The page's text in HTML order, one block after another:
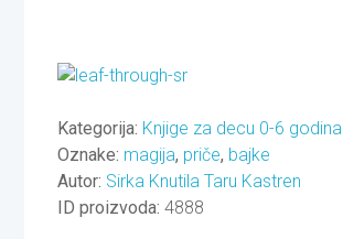
Kategorija: Knjige za decu 0-6 godina
Oznake: magija, priče, bajke
Autor: Sirka KnutilaTaru Kastren
ID proizvoda:4888